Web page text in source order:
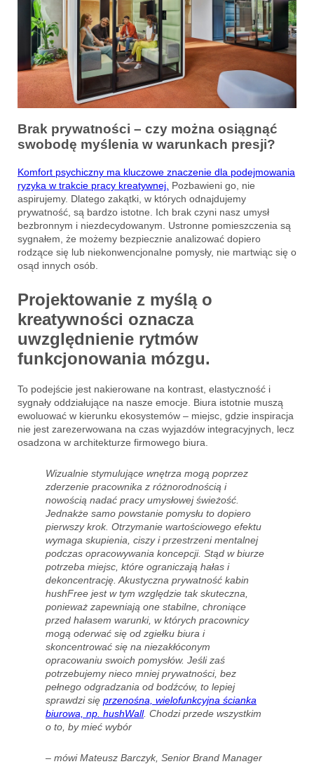
Brak prywatności – czy można osiągnąć
swobodę myślenia w warunkach presji?
Komfort psychiczny ma kluczowe znaczenie dla podejmowania
ryzyka w trakcie pracy kreatywnej. Pozbawieni go, nie
aspirujemy. Dlatego zakątki, w których odnajdujemy
prywatność, są bardzo istotne. Ich brak czyni nasz umysł
bezbronnym i niezdecydowanym. Ustronne pomieszczenia są
sygnałem, że możemy bezpiecznie analizować dopiero
rodzące się lub niekonwencjonalne pomysły, nie martwiąc się o
osąd innych osób.
Projektowanie z myślą o
kreatywności oznacza
uwzględnienie rytmów
funkcjonowania mózgu.
To podejście jest nakierowane na kontrast, elastyczność i
sygnały oddziałujące na nasze emocje. Biura istotnie muszą
ewoluować w kierunku ekosystemów – miejsc, gdzie inspiracja
nie jest zarezerwowana na czas wyjazdów integracyjnych, lecz
osadzona w architekturze firmowego biura.
Wizualnie stymulujące wnętrza mogą poprzez
zderzenie pracownika z różnorodnością i
nowością nadać pracy umysłowej świeżość.
Jednakże samo powstanie pomysłu to dopiero
pierwszy krok. Otrzymanie wartościowego efektu
wymaga skupienia, ciszy i przestrzeni mentalnej
podczas opracowywania koncepcji. Stąd w biurze
potrzeba miejsc, które ograniczają hałas i
dekoncentrację. Akustyczna prywatność kabin
hushFree jest w tym względzie tak skuteczna,
ponieważ zapewniają one stabilne, chroniące
przed hałasem warunki, w których pracownicy
mogą oderwać się od zgiełku biura i
skoncentrować się na niezakłóconym
opracowaniu swoich pomysłów. Jeśli zaś
potrzebujemy nieco mniej prywatności, bez
pełnego odgradzania od bodźców, to lepiej
sprawdzi się przenośna, wielofunkcyjna ścianka
biurowa, np. hushWall. Chodzi przede wszystkim
o to, by mieć wybór
– mówi Mateusz Barczyk, Senior Brand Manager